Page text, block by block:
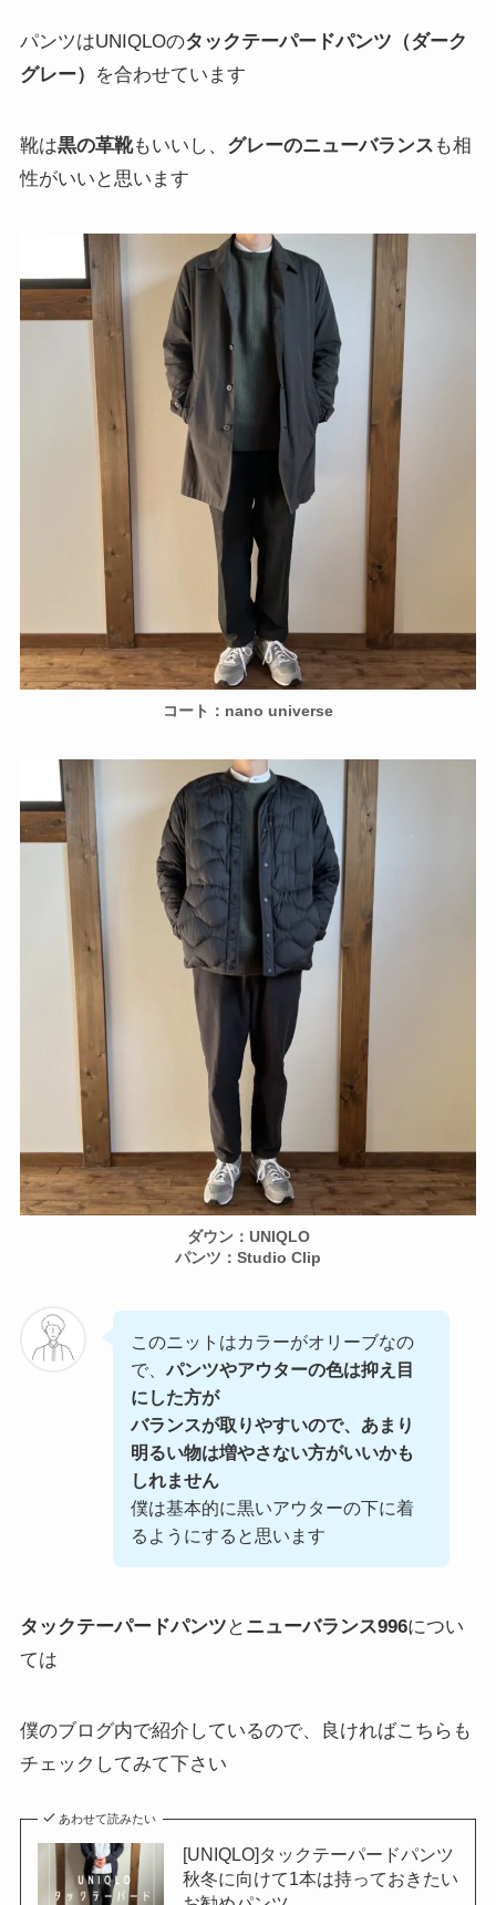
パンツはUNIQLOのタックテーパードパンツ（ダーク
グレー）
を合わせています
靴は黒の革靴もいいし、 グレーのニューバランス も相
性がいいと思います
コート：nano universe
ダウン：UNIQLO
パンツ：Studio Clip
このニットはカラーがオリーブなの
で、パンツやアウターの色は抑え目
にした方が
バランスが取りやすいので、あまり
明るい物は増やさない方がいいかも
しれません
僕は基本的に黒いアウターの下に着
るようにすると思います
タックテーパードパンツ と ニューバランス996につい
ては
僕のブログ内で紹介しているので、良ければこちらも
チェックしてみて下さい
あわせて読みたい
[UNIQLO]タックテーパードパンツ
秋冬に向けて1本は持っておきたい